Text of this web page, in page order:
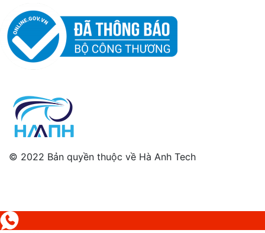
© 2022 Bản quyền thuộc về Hà Anh Tech